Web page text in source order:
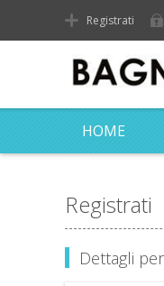
Registrati
HOME
Registrati
Dettagli